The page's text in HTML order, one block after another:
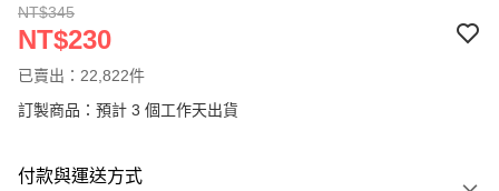
NT$345
NT$230
已賣出：22,822件
訂製商品：預計 3 個工作天出貨
付款與運送方式